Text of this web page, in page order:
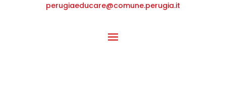
perugiaeducare@comune.perugia.it